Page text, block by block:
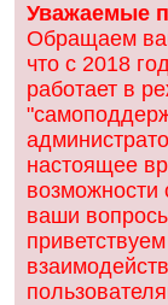
Уважаемые
Обращаем
что с 2018
работает в
настоящее
возможности
ваши
приветствуем